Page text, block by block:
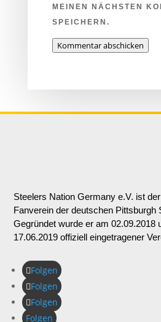
MEINEN NÄCHSTEN
SPEICHERN.
Kommentar abschicken
Steelers Nation Germany e.V. ist
Fanverein der deutschen Pittsburgh
Gegründet wurde er am 02.09.2018
17.06.2019 offiziell eingetragener
Folgen
Folgen
Folgen
Folgen